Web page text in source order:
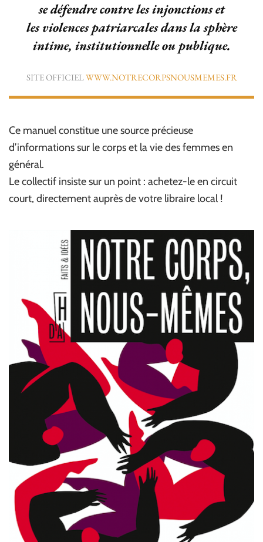
se défendre contre les injonctions et
les violences patriarcales dans la sphère
intime, institutionnelle ou publique.
SITE OFFICIELWWW.NOTRECORPSNOUSMEMES.FR
Ce manuel constitue une source précieuse
d’informations sur le corps et la vie des femmes en
général.
Le collectif insiste sur un point : achetez-le en circuit
court, directement auprès de votre libraire local !